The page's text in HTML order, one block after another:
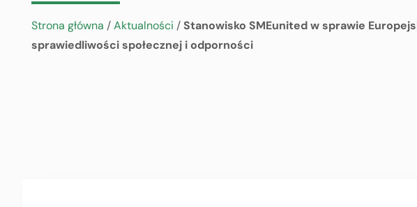
Strona główna /Aktualności /Stanowisko SMEunited w sprawie
sprawiedliwości społecznej i odporności